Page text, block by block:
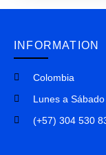
INFORMATION
Colombia
Lunes a
(+57) 304 530